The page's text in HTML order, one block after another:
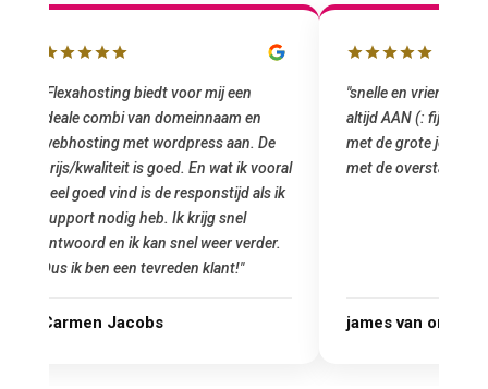
"snelle en vriendelijke service. staat
altijd AAN (: fijne prijzen vergeleken
met de grote jongens en dus nu al blij
met de overstap!"
james van oranje
"Top service. Ik
het installeren
was meteen
gemaakt. Top
Marcel Thijs